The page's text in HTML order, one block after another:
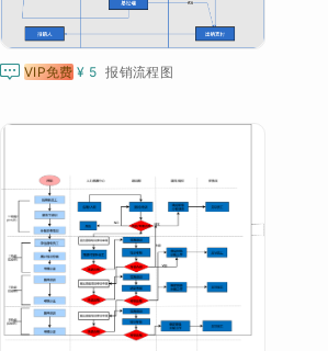
 VIP免费 ¥ 5 报销流程图